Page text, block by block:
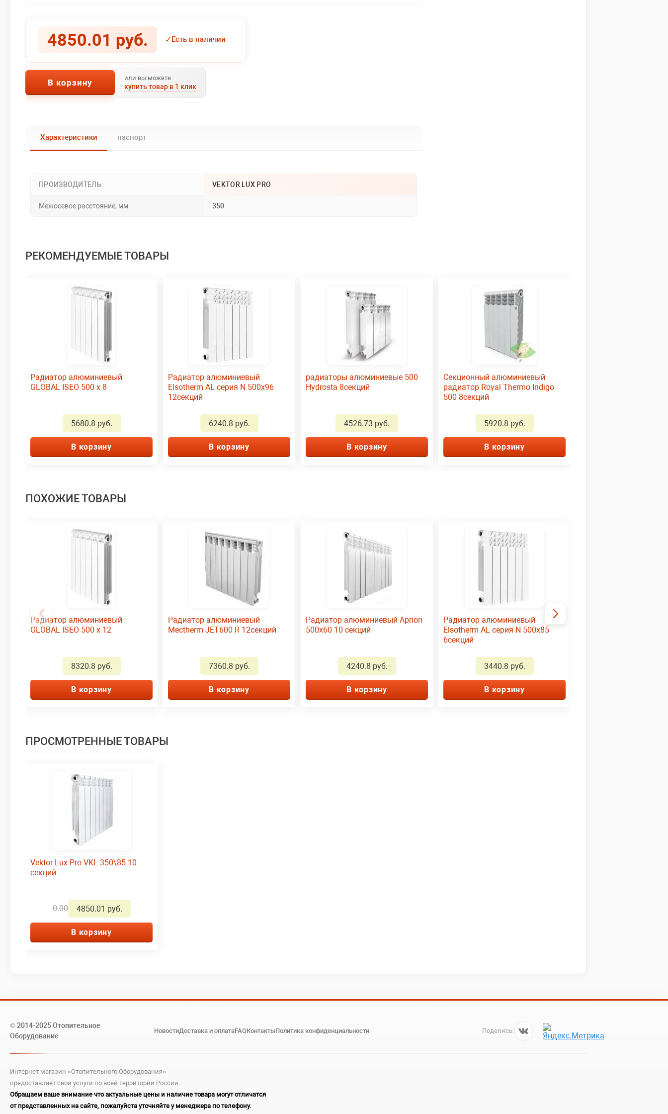
4850.01 руб. ✓Есть в наличии
В корзину или вы можете
купить товар в 1 клик
Характеристики паспорт
ПРОИЗВОДИТЕЛЬ: VEKTOR LUX PRO
Межосевое расстояние, мм: 350
РЕКОМЕНДУЕМЫЕ ТОВАРЫ
Радиатор алюминиевый
GLOBAL ISEO 500 x 8
5680.8 руб.
В корзину
Радиатор алюминиевый
Elsotherm AL серия N 500х96
12секций
6240.8 руб.
В корзину
радиаторы алюминиевые 500
Hydrosta 8секций
4526.73 руб.
В корзину
Секционный алюминиевый
радиатор Royal Thermo Indigo
500 8секций
5920.8 руб.
В корзину
ПОХОЖИЕ ТОВАРЫ
Радиатор алюминиевый
GLOBAL ISEO 500 x 12
8320.8 руб.
В корзину
Радиатор алюминиевый
Mectherm JET600 R 12секций
7360.8 руб.
В корзину
Радиатор алюминиевый Apriori
500х60 10 секций
4240.8 руб.
В корзину
Радиатор алюминиевый
Elsotherm AL серия N 500х85
6секций
3440.8 руб.
В корзину
ПРОСМОТРЕННЫЕ ТОВАРЫ
Vektor Lux Pro VKL 350\85 10
секций
0.00 4850.01 руб.
В корзину
© 2014-2025 Отопительное
Оборудование
НовостиДоставка и оплатаFAQКонтактыПолитика конфиденциальности Поделись:
Интернет магазин «Отопительного Оборудования»
предоставляет свои услуги по всей территории России.
Обращаем ваше внимание что актуальные цены и наличие товара могут отличатся
от представленных на сайте, пожалуйста уточняйте у менеджера по телефону.